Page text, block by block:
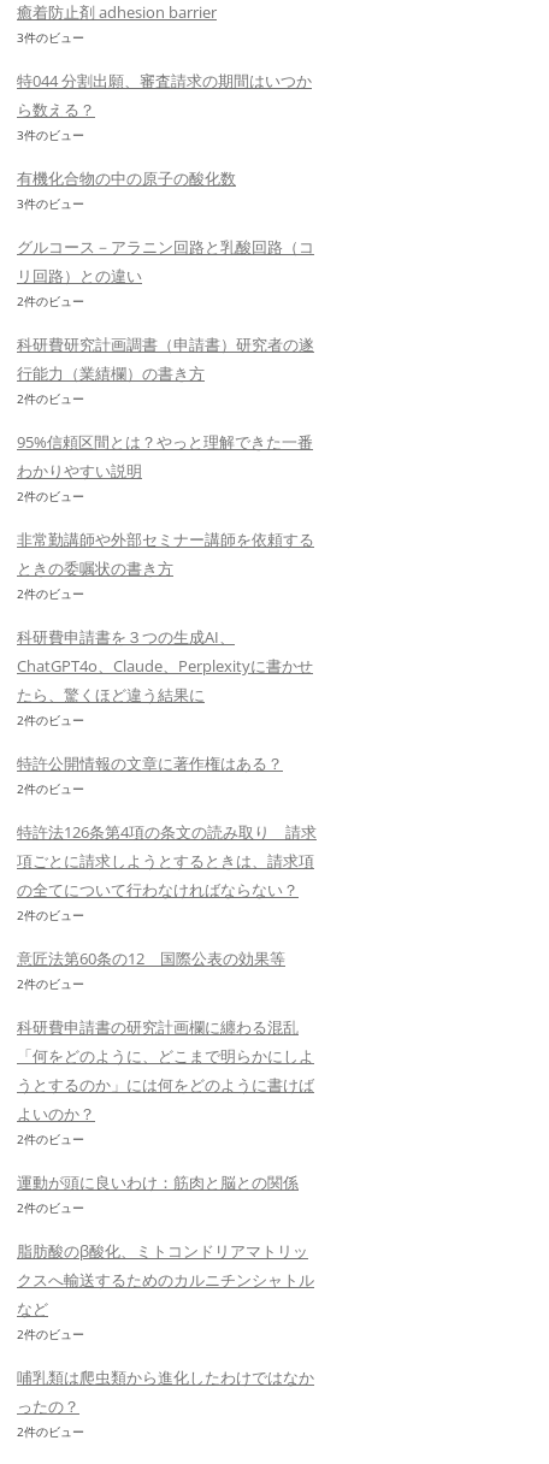
癒着防止剤 adhesion barrier
3件のビュー
特044 分割出願、審査請求の期間はいつか
ら数える？
3件のビュー
有機化合物の中の原子の酸化数
3件のビュー
グルコース－アラニン回路と乳酸回路（コ
リ回路）との違い
2件のビュー
科研費研究計画調書（申請書）研究者の遂
行能力（業績欄）の書き方
2件のビュー
95%信頼区間とは？やっと理解できた一番
わかりやすい説明
2件のビュー
非常勤講師や外部セミナー講師を依頼する
ときの委嘱状の書き方
2件のビュー
科研費申請書を３つの生成AI、
ChatGPT4o、Claude、Perplexityに書かせ
たら、驚くほど違う結果に
2件のビュー
特許公開情報の文章に著作権はある？
2件のビュー
特許法126条第4項の条文の読み取り 請求
項ごとに請求しようとするときは、請求項
の全てについて行わなければならない？
2件のビュー
意匠法第60条の12 国際公表の効果等
2件のビュー
科研費申請書の研究計画欄に纏わる混乱
「何をどのように、どこまで明らかにしよ
うとするのか」には何をどのように書けば
よいのか？
2件のビュー
運動が頭に良いわけ：筋肉と脳との関係
2件のビュー
脂肪酸のβ酸化、ミトコンドリアマトリッ
クスへ輸送するためのカルニチンシャトル
など
2件のビュー
哺乳類は爬虫類から進化したわけではなか
ったの？
2件のビュー